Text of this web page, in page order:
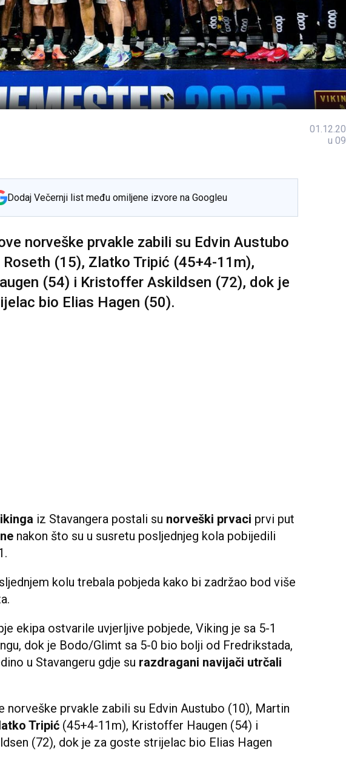
u
Dodaj Večernji list među omiljene izvore na Googleu
norveške prvakle zabili su Edvin Austubo
(15), Zlatko Tripić (45+4-11m),
(54) i Kristoffer Askildsen (72), dok je
bio Elias Hagen (50).
iz Stavangera postali su norveški prvaci prvi put
nakon što su u susretu posljednjeg kola pobijedili
kolu trebala pobjeda kako bi zadržao bod više
ekipa ostvarile uvjerljive pobjede, Viking je sa 5-1
dok je Bodo/Glimt sa 5-0 bio bolji od Fredrikstada,
u Stavangeru gdje su razdragani navijači utrčali
norveške prvakle zabili su Edvin Austubo (10), Martin
Tripić (45+4-11m), Kristoffer Haugen (54) i
(72), dok je za goste strijelac bio Elias Hagen